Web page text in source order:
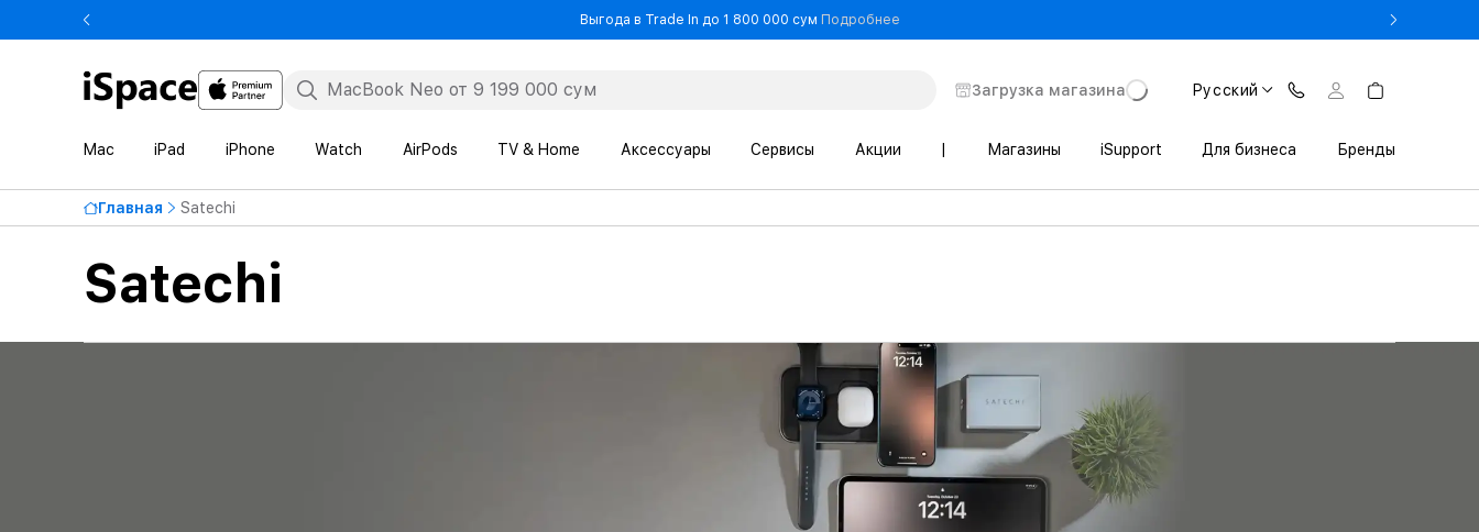
Выгода в Trade In до 1 800 000 сум Подробнее- Выгода в Trade In до 1 800 000 сум
Загрузка магазина Русский
Mac iPad iPhone Watch AirPods TV & Home Аксессуары Сервисы Акции Магазины iSupport Для бизнеса Бренды
Главная Satechi
Satechi